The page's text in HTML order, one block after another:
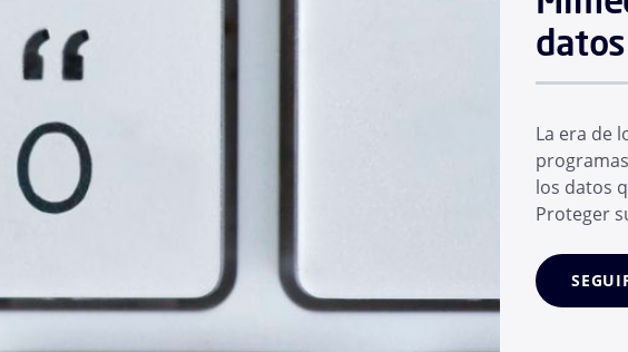
La era de
los datos
Proteger
En
conjunto